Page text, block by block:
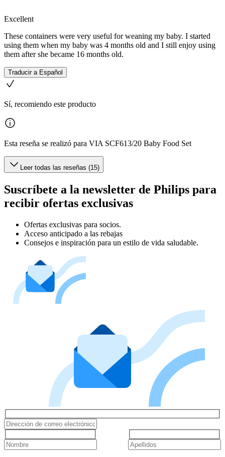
Excellent
These containers were very useful for weaning my baby. I started
using them when my baby was 4 months old and I still enjoy using
them after she became 16 months old.
Traducir a Español
Sí, recomiendo este producto
Esta reseña se realizó para VIA SCF613/20 Baby Food Set
Leer todas las reseñas (15)
Suscríbete a la newsletter de Philips para
recibir ofertas exclusivas
Ofertas exclusivas para socios.
Acceso anticipado a las rebajas
Consejos e inspiración para un estilo de vida saludable.